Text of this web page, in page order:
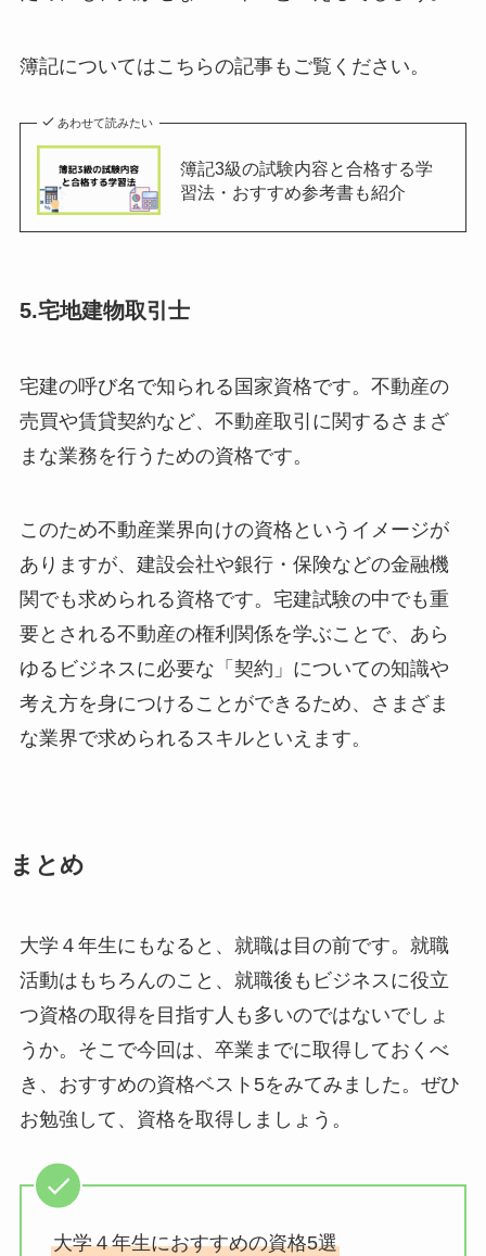
簿記についてはこちらの記事もご覧ください。
あわせて読みたい
簿記3級の試験内容と合格する学
習法・おすすめ参考書も紹介
5.宅地建物取引士
宅建の呼び名で知られる国家資格です。不動産の
売買や賃貸契約など、不動産取引に関するさまざ
まな業務を行うための資格です。
このため不動産業界向けの資格というイメージが
ありますが、建設会社や銀行・保険などの金融機
関でも求められる資格です。宅建試験の中でも重
要とされる不動産の権利関係を学ぶことで、あら
ゆるビジネスに必要な「契約」についての知識や
考え方を身につけることができるため、さまざま
な業界で求められるスキルといえます。
まとめ
大学４年生にもなると、就職は目の前です。就職
活動はもちろんのこと、就職後もビジネスに役立
つ資格の取得を目指す人も多いのではないでしょ
うか。そこで今回は、卒業までに取得しておくべ
き、おすすめの資格ベスト5をみてみました。ぜひ
お勉強して、資格を取得しましょう。
大学４年生におすすめの資格5選